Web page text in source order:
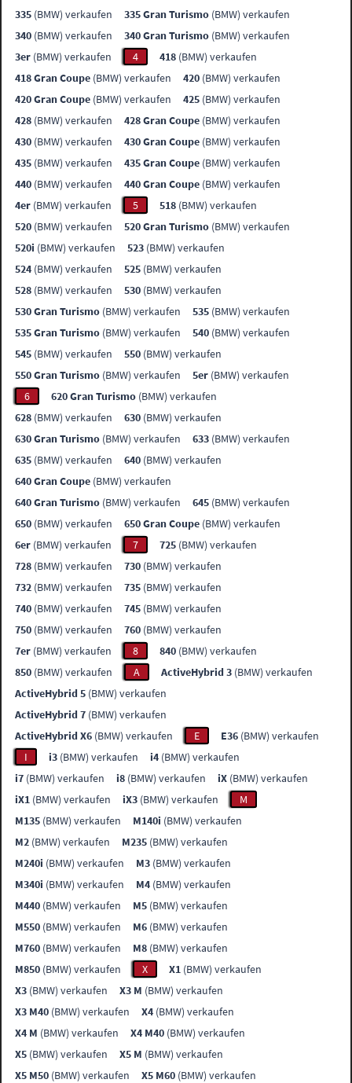
335 (BMW) verkaufen 335 Gran Turismo (BMW) verkaufen
340 (BMW) verkaufen 340 Gran Turismo (BMW) verkaufen
3er (BMW) verkaufen 4 418 (BMW) verkaufen
418 Gran Coupe (BMW) verkaufen 420 (BMW) verkaufen
420 Gran Coupe (BMW) verkaufen 425 (BMW) verkaufen
428 (BMW) verkaufen 428 Gran Coupe (BMW) verkaufen
430 (BMW) verkaufen 430 Gran Coupe (BMW) verkaufen
435 (BMW) verkaufen 435 Gran Coupe (BMW) verkaufen
440 (BMW) verkaufen 440 Gran Coupe (BMW) verkaufen
4er (BMW) verkaufen 5 518 (BMW) verkaufen
520 (BMW) verkaufen 520 Gran Turismo (BMW) verkaufen
520i (BMW) verkaufen 523 (BMW) verkaufen
524 (BMW) verkaufen 525 (BMW) verkaufen
528 (BMW) verkaufen 530 (BMW) verkaufen
530 Gran Turismo (BMW) verkaufen 535 (BMW) verkaufen
535 Gran Turismo (BMW) verkaufen 540 (BMW) verkaufen
545 (BMW) verkaufen 550 (BMW) verkaufen
550 Gran Turismo (BMW) verkaufen 5er (BMW) verkaufen
6
620 Gran Turismo (BMW) verkaufen
628 (BMW) verkaufen 630 (BMW) verkaufen
630 Gran Turismo (BMW) verkaufen 633 (BMW) verkaufen
635 (BMW) verkaufen 640 (BMW) verkaufen
640 Gran Coupe (BMW) verkaufen
640 Gran Turismo (BMW) verkaufen 645 (BMW) verkaufen
650 (BMW) verkaufen 650 Gran Coupe (BMW) verkaufen
6er (BMW) verkaufen 7 725 (BMW) verkaufen
728 (BMW) verkaufen 730 (BMW) verkaufen
732 (BMW) verkaufen 735 (BMW) verkaufen
740 (BMW) verkaufen 745 (BMW) verkaufen
750 (BMW) verkaufen 760 (BMW) verkaufen
7er (BMW) verkaufen 8 840 (BMW) verkaufen
850 (BMW) verkaufen A ActiveHybrid 3 (BMW) verkaufen
ActiveHybrid 5 (BMW) verkaufen
ActiveHybrid 7 (BMW) verkaufen
ActiveHybrid X6 (BMW) verkaufen E E36 (BMW) verkaufen
I
i3 (BMW) verkaufen i4 (BMW) verkaufen
i7 (BMW) verkaufen i8 (BMW) verkaufen iX (BMW) verkaufen
iX1 (BMW) verkaufen iX3 (BMW) verkaufen
M
M135 (BMW) verkaufen M140i (BMW) verkaufen
M2 (BMW) verkaufen M235 (BMW) verkaufen
M240i (BMW) verkaufen M3 (BMW) verkaufen
M340i (BMW) verkaufen M4 (BMW) verkaufen
M440 (BMW) verkaufen M5 (BMW) verkaufen
M550 (BMW) verkaufen M6 (BMW) verkaufen
M760 (BMW) verkaufen M8 (BMW) verkaufen
M850 (BMW) verkaufen X X1 (BMW) verkaufen
X3 (BMW) verkaufen X3 M (BMW) verkaufen
X3 M40 (BMW) verkaufen X4 (BMW) verkaufen
X4 M (BMW) verkaufen X4 M40 (BMW) verkaufen
X5 (BMW) verkaufen X5 M (BMW) verkaufen
X5 M50 (BMW) verkaufen X5 M60 (BMW) verkaufen